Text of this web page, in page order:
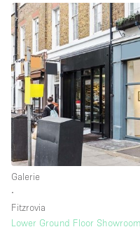
Galerie
∙
Fitzrovia
Lower Ground Floor